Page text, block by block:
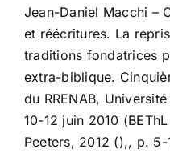
Jean-Daniel Macchi –
et réécritures. La
traditions fondatrices
extra-biblique.
du RRENAB,
10-12 juin 2010
Peeters, 2012 (),, p. 5-